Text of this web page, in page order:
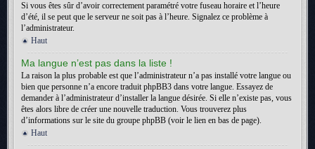
Si vous êtes sûr d’avoir correctement paramétré votre fuseau horaire et l’heure
d’été, il se peut que le serveur ne soit pas à l’heure. Signalez ce problème à
l’administrateur.
Haut
Ma langue n’est pas dans la liste !
La raison la plus probable est que l’administrateur n’a pas installé votre langue ou
bien que personne n’a encore traduit phpBB3 dans votre langue. Essayez de
demander à l’administrateur d’installer la langue désirée. Si elle n’existe pas, vous
êtes alors libre de créer une nouvelle traduction. Vous trouverez plus
d’informations sur le site du groupe phpBB (voir le lien en bas de page).
Haut